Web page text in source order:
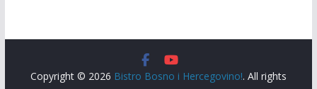
Copyright © 2026 Bistro Bosno i Hercegovino!. All rights